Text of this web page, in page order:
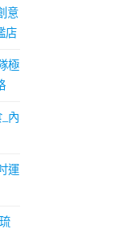
意
店
極
內
運